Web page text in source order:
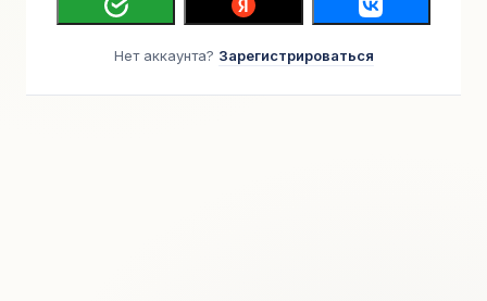
Нет аккаунта? Зарегистрироваться